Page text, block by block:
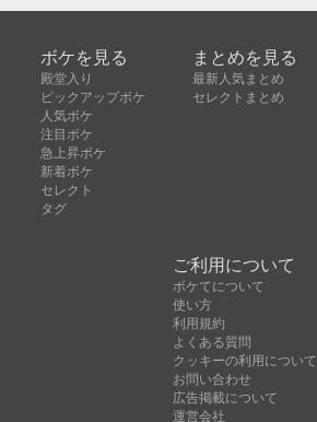
ボケを見る
殿堂入り
ピックアップボケ
人気ボケ
注目ボケ
急上昇ボケ
新着ボケ
セレクト
タグ
まとめを見る
最新人気まとめ
セレクトまとめ
ご利用について
ボケてについて
使い方
利用規約
よくある質問
クッキーの利用について
お問い合わせ
広告掲載について
運営会社